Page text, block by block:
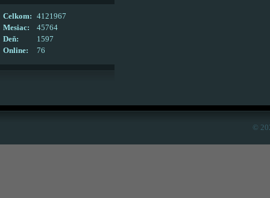
Online: 76
Celkom:
4121967
Mesiac:
45764
Deň:
1597
©